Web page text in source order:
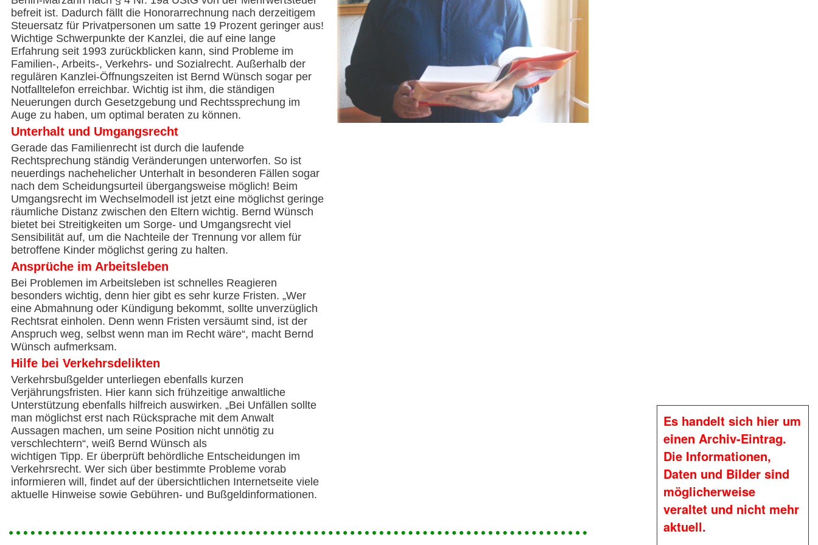
befreit ist. Dadurch fällt die Honorarrechnung nach derzeitigem
Steuersatz für Privatpersonen um satte 19 Prozent geringer aus!
Wichtige Schwerpunkte der Kanzlei, die auf eine lange
Erfahrung seit 1993 zurückblicken kann, sind Probleme im
Familien-, Arbeits-, Verkehrs- und Sozialrecht. Außerhalb der
regulären Kanzlei-Öffnungszeiten ist Bernd Wünsch sogar per
Notfalltelefon erreichbar. Wichtig ist ihm, die ständigen
Neuerungen durch Gesetzgebung und Rechtssprechung im
Auge zu haben, um optimal beraten zu können.
Unterhalt und Umgangsrecht
Gerade das Familienrecht ist durch die laufende
Rechtsprechung ständig Veränderungen unterworfen. So ist
neuerdings nachehelicher Unterhalt in besonderen Fällen sogar
nach dem Scheidungsurteil übergangsweise möglich! Beim
Umgangsrecht im Wechselmodell ist jetzt eine möglichst geringe
räumliche Distanz zwischen den Eltern wichtig. Bernd Wünsch
bietet bei Streitigkeiten um Sorge- und Umgangsrecht viel
Sensibilität auf, um die Nachteile der Trennung vor allem für
betroffene Kinder möglichst gering zu halten.
Ansprüche im Arbeitsleben
Bei Problemen im Arbeitsleben ist schnelles Reagieren
besonders wichtig, denn hier gibt es sehr kurze Fristen. „Wer
eine Abmahnung oder Kündigung bekommt, sollte unverzüglich
Rechtsrat einholen. Denn wenn Fristen versäumt sind, ist der
Anspruch weg, selbst wenn man im Recht wäre“, macht Bernd
Wünsch aufmerksam.
Hilfe bei Verkehrsdelikten
Verkehrsbußgelder unterliegen ebenfalls kurzen
Verjährungsfristen. Hier kann sich frühzeitige anwaltliche
Unterstützung ebenfalls hilfreich auswirken. „Bei Unfällen sollte
man möglichst erst nach Rücksprache mit dem Anwalt
Aussagen machen, um seine Position nicht unnötig zu
verschlechtern“, weiß Bernd Wünsch als
wichtigen Tipp. Er überprüft behördliche Entscheidungen im
Verkehrsrecht. Wer sich über bestimmte Probleme vorab
informieren will, findet auf der übersichtlichen Internetseite viele
aktuelle Hinweise sowie Gebühren- und Bußgeldinformationen.
Es handelt sich hier um
einen Archiv-Eintrag.
Die Informationen,
Daten und Bilder sind
möglicherweise
veraltet und nicht mehr
aktuell.